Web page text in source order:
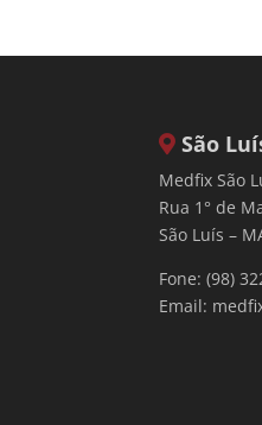
São
Medfix São
Rua 1° de
São Luís –
Fone: (98)
Email: